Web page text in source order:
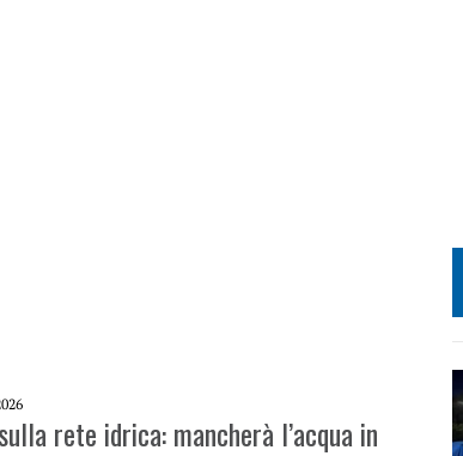
rete idrica: mancherà l’acqua in